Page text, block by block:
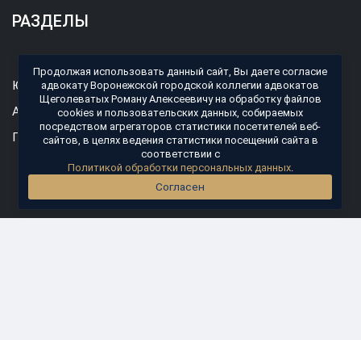
РАЗДЕЛЫ
Юридические услуги
Адвокат по уголовным делам
Помощь по гражданским делам
Стоимость услуг
Продолжая использовать данный сайт, Вы даете согласие
адвокату Воронежской городской коллегии адвокатов
Щеголеватых Роману Алексеевичу на обработку файлов
cookies и пользовательских данных, собираемых
посредством агрегаторов статистики посетителей веб-
сайтов, в целях ведения статистики посещений сайта в
соответствии с
Политикой обработки персональных данных.
Согласен